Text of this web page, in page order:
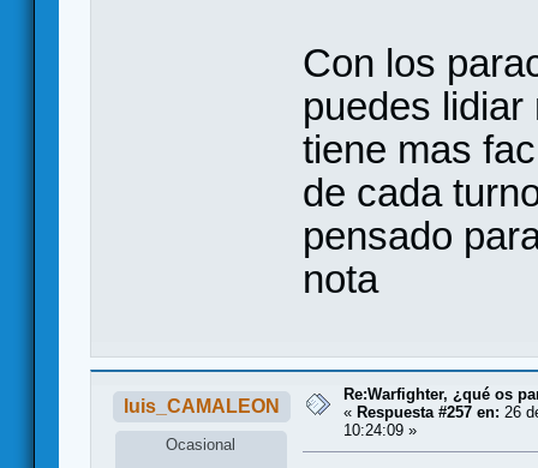
Con los
puedes
tiene mas
de cada
pensado
nota
luis_CAMALEON
Ocasional
Re:Warfighter, ¿qué os
« Respuesta #257 en: 26
10:24:09 »